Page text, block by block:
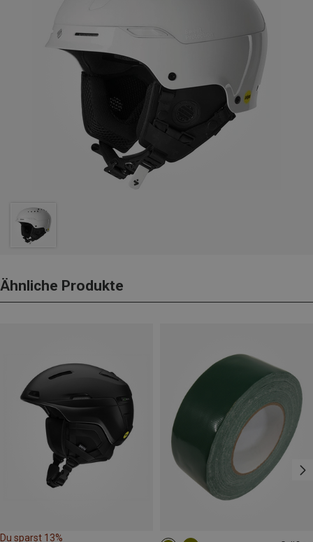
Ähnliche Produkte
Du sparst 13%